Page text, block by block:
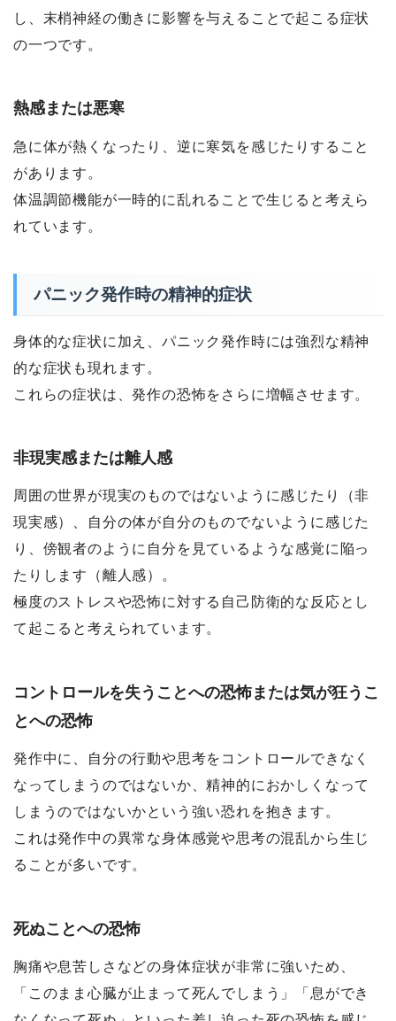
し、末梢神経の働きに影響を与えることで起こる症状
の一つです。
熱感または悪寒
急に体が熱くなったり、逆に寒気を感じたりすること
があります。
体温調節機能が一時的に乱れることで生じると考えら
れています。
パニック発作時の精神的症状
身体的な症状に加え、パニック発作時には強烈な精神
的な症状も現れます。
これらの症状は、発作の恐怖をさらに増幅させます。
非現実感または離人感
周囲の世界が現実のものではないように感じたり（非
現実感）、自分の体が自分のものでないように感じた
り、傍観者のように自分を見ているような感覚に陥っ
たりします（離人感）。
極度のストレスや恐怖に対する自己防衛的な反応とし
て起こると考えられています。
コントロールを失うことへの恐怖または気が狂うこ
とへの恐怖
発作中に、自分の行動や思考をコントロールできなく
なってしまうのではないか、精神的におかしくなって
しまうのではないかという強い恐れを抱きます。
これは発作中の異常な身体感覚や思考の混乱から生じ
ることが多いです。
死ぬことへの恐怖
胸痛や息苦しさなどの身体症状が非常に強いため、
「このまま心臓が止まって死んでしまう」「息ができ